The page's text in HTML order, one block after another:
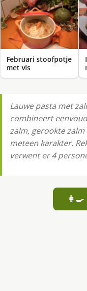
Februari stoofpotje
met vis
Lauwe pasta met
combineert
zalm, gerookte
meteen karakter.
verwent er 4